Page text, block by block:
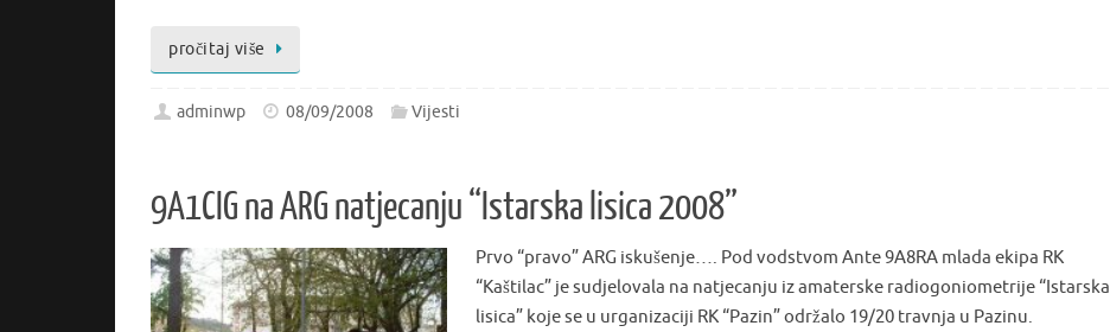
pročitaj više
adminwp 08/09/2008 Vijesti
9A1CIG na ARG natjecanju “Istarska lisica 2008”
Prvo “pravo” ARG iskušenje…. Pod vodstvom Ante 9A8RA mlada ekipa RK
“Kaštilac” je sudjelovala na natjecanju iz amaterske radiogoniometrije “Istarska
lisica” koje se u urganizaciji RK “Pazin” održalo 19/20 travnja u Pazinu.